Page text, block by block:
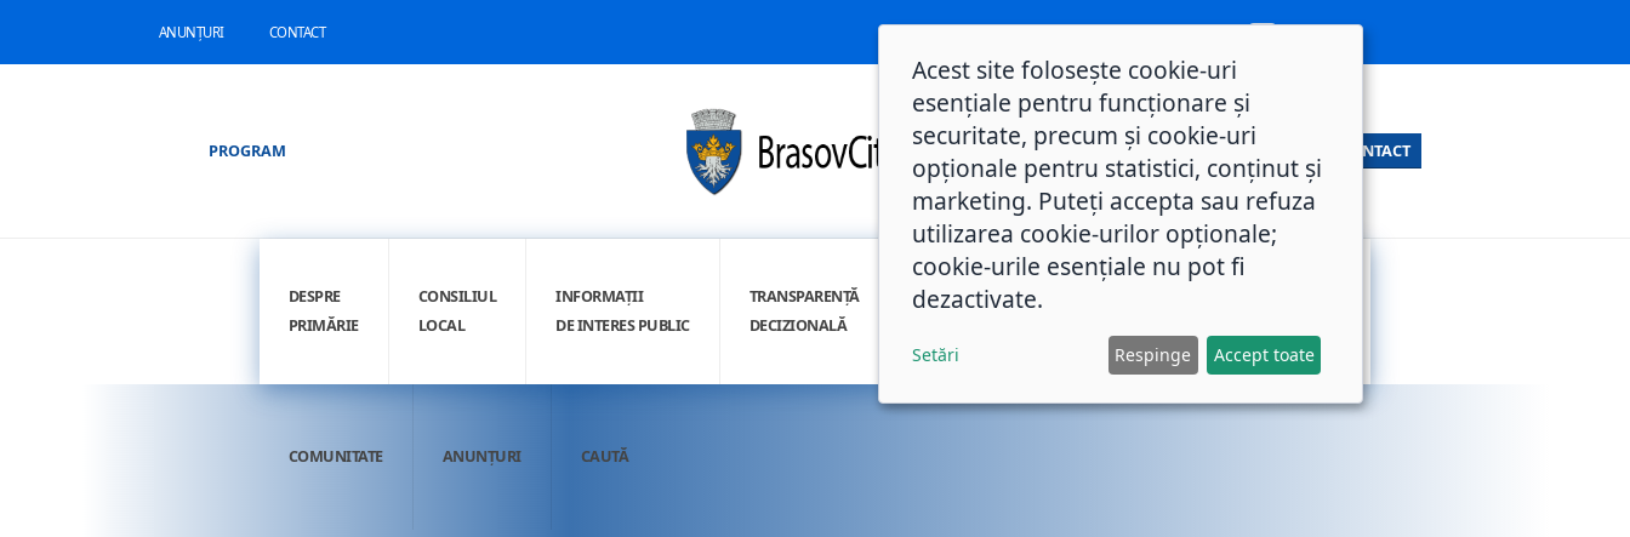
ANUNȚURI CONTACT
PROGRAM CONTACT
DESPRE
PRIMĂRIE
CONSILIUL
LOCAL
INFORMAȚII
DE INTERES PUBLIC
TRANSPARENȚĂ
DECIZIONALĂ
INTEGRITATE
COMUNITATE ANUNȚURI CAUTĂ
Acest site folosește cookie-uri
esențiale pentru funcționare și
securitate, precum și cookie-uri
opționale pentru statistici, conținut și
marketing. Puteți accepta sau refuza
utilizarea cookie-urilor opționale;
cookie-urile esențiale nu pot fi
dezactivate.
Setări Respinge Accept toate